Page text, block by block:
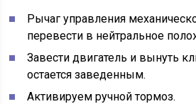
Рычаг управления
перевести в нейтральное
Завести двигатель и вынуть
остается заведенным.
Активируем ручной тормоз.